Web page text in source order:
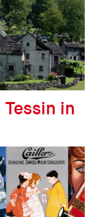
in